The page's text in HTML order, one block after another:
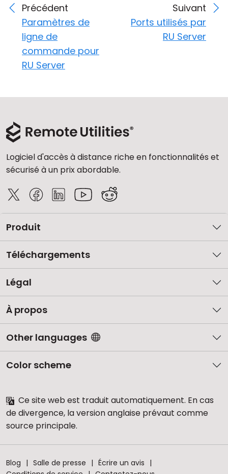
Précédent
Paramètres de
ligne de
commande pour
RU Server
Suivant
Ports utilisés par
RU Server
Logiciel d'accès à distance riche en fonctionnalités et
sécurisé à un prix abordable.
Produit
Téléchargements
Légal
À propos
Other languages
Color scheme
Ce site web est traduit automatiquement. En cas
de divergence, la version anglaise prévaut comme
source principale.
Blog Salle de presse
Écrire un avis